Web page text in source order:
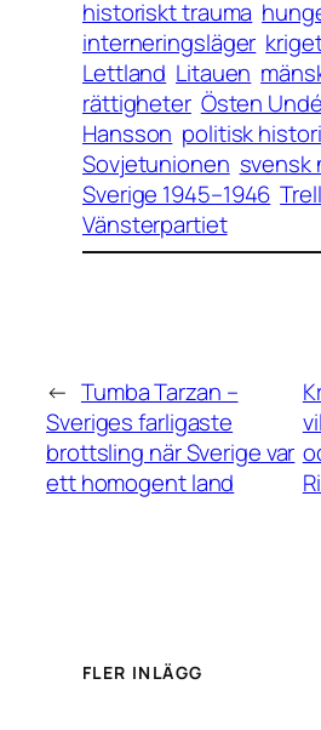
historiskt trauma
interneringsläger
Lettland Litauen
rättigheter Östen
Hansson politisk
Sovjetunionen svensk
Sverige 1945–1946
Vänsterpartiet
← Tumba Tarzan –
Sveriges farligaste
brottsling när Sverige var
ett homogent land
FLER INLÄGG